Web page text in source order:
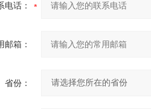
电话：
邮箱：
省份：